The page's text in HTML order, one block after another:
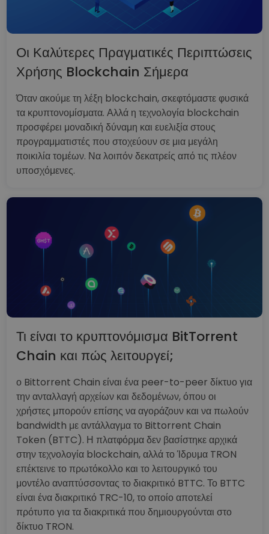
Οι Καλύτερες Πραγματικές Περιπτώσεις
Χρήσης Blockchain Σήμερα
Όταν ακούμε τη λέξη blockchain, σκεφτόμαστε φυσικά
τα κρυπτονομίσματα. Αλλά η τεχνολογία blockchain
προσφέρει μοναδική δύναμη και ευελιξία στους
προγραμματιστές που στοχεύουν σε μια μεγάλη
ποικιλία τομέων. Να λοιπόν δεκατρείς από τις πλέον
υποσχόμενες.
Τι είναι το κρυπτονόμισμα BitTorrent
Chain και πώς λειτουργεί;
ο Bittorrent Chain είναι ένα peer-to-peer δίκτυο για
την ανταλλαγή αρχείων και δεδομένων, όπου οι
χρήστες μπορούν επίσης να αγοράζουν και να πωλούν
bandwidth με αντάλλαγμα το Bittorrent Chain
Token (BTTC). Η πλατφόρμα δεν βασίστηκε αρχικά
στην τεχνολογία blockchain, αλλά το Ίδρυμα TRON
επέκτεινε το πρωτόκολλο και το λειτουργικό του
μοντέλο αναπτύσσοντας το διακριτικό BTTC. Το BTTC
είναι ένα διακριτικό TRC-10, το οποίο αποτελεί
πρότυπο για τα διακριτικά που δημιουργούνται στο
δίκτυο TRON.